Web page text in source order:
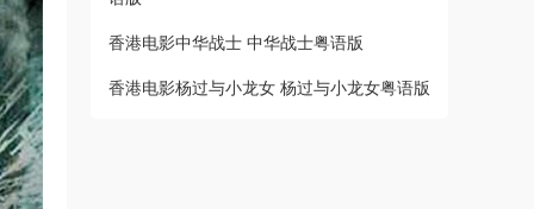
香港电影中华战士 中华战士粤语版
香港电影杨过与小龙女 杨过与小龙女粤语版